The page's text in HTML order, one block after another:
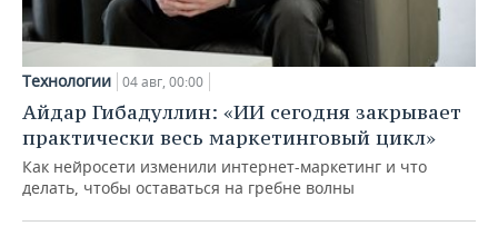
Технологии 04 авг, 00:00
Айдар Гибадуллин: «ИИ сегодня закрывает
практически весь маркетинговый цикл»
Как нейросети изменили интернет-маркетинг и что
делать, чтобы оставаться на гребне волны